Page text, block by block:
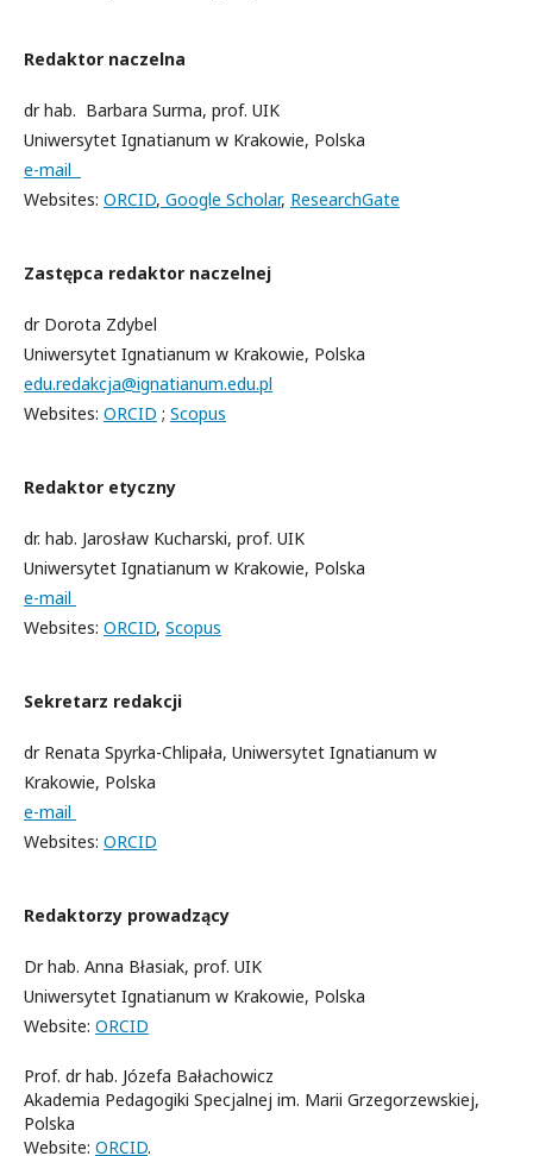
Redaktor naczelna
dr hab. Barbara Surma, prof. UIK
Uniwersytet Ignatianum w Krakowie, Polska
e-mail
Websites: ORCID, Google Scholar, ResearchGate
Zastępca redaktor naczelnej
dr Dorota Zdybel
Uniwersytet Ignatianum w Krakowie, Polska
edu.redakcja@ignatianum.edu.pl
Websites: ORCID ; Scopus
Redaktor etyczny
dr. hab. Jarosław Kucharski, prof. UIK
Uniwersytet Ignatianum w Krakowie, Polska
e-mail
Websites: ORCID, Scopus
Sekretarz redakcji
dr Renata Spyrka-Chlipała, Uniwersytet Ignatianum w
Krakowie, Polska
e-mail
Websites: ORCID
Redaktorzy prowadzący
Dr hab. Anna Błasiak, prof. UIK
Uniwersytet Ignatianum w Krakowie, Polska
Website: ORCID
Prof. dr hab. Józefa Bałachowicz
Akademia Pedagogiki Specjalnej im. Marii Grzegorzewskiej,
Polska
Website: ORCID.